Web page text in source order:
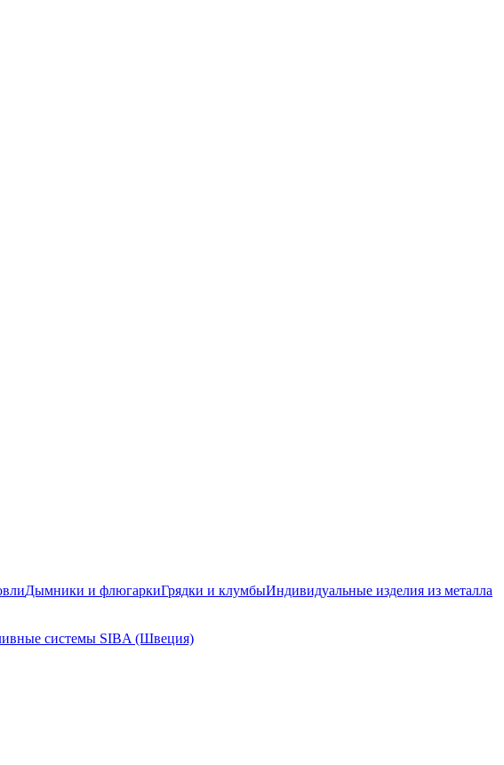
Дымники и флюгаркиГрядки и клумбыИндивидуальные изделия из металла
системы SIBA (Швеция)